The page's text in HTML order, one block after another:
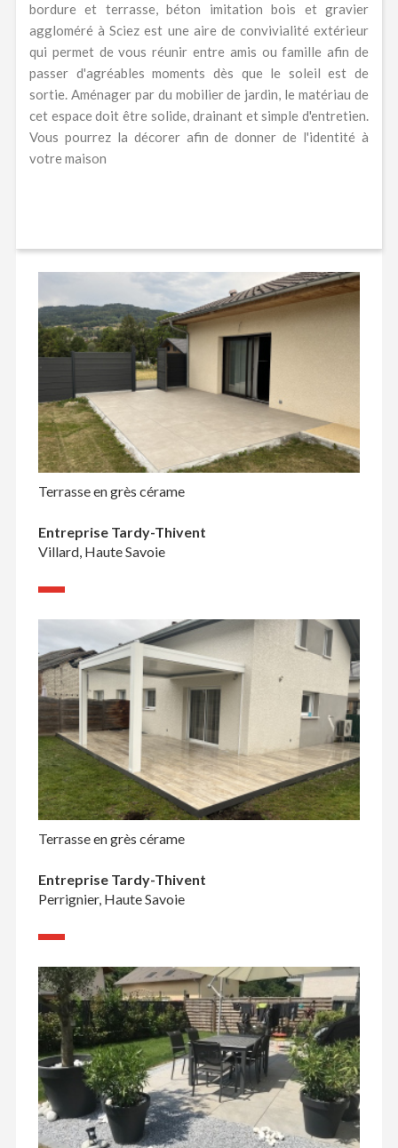
bordure et terrasse, béton imitation bois et gravier
aggloméré à Sciez est une aire de convivialité extérieur
qui permet de vous réunir entre amis ou famille afin de
passer d'agréables moments dès que le soleil est de
sortie. Aménager par du mobilier de jardin, le matériau de
cet espace doit être solide, drainant et simple d'entretien.
Vous pourrez la décorer afin de donner de l'identité à
votre maison
Terrasse en grès cérame
Entreprise Tardy-Thivent
Villard, Haute Savoie
Terrasse en grès cérame
Entreprise Tardy-Thivent
Perrignier, Haute Savoie